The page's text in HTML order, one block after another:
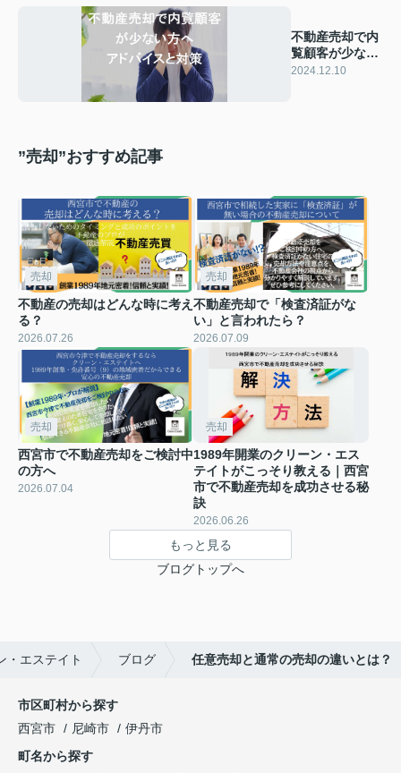
不動産売却で内
覧顧客が少ない
方へアドバイス
2024.12.10
”売却”おすすめ記事
売却
不動産の売却はどんな時に考え
る？
2026.07.26
売却
不動産売却で「検査済証がな
い」と言われたら？
2026.07.09
売却
西宮市で不動産売却をご検討中
の方へ
2026.07.04
売却
1989年開業のクリーン・エス
テイトがこっそり教える｜西宮
市で不動産売却を成功させる秘
訣
2026.06.26
もっと見る
ブログトップへ
・エステイト ブログ 任意売却と通常の売却の違いとは？
市区町村から探す
西宮市
尼崎市
伊丹市
町名から探す